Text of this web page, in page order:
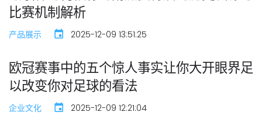
比赛机制解析
产品展示 2025-12-09 13:51:25
欧冠赛事中的五个惊人事实让你大开眼界足
以改变你对足球的看法
企业文化 2025-12-09 12:21:04